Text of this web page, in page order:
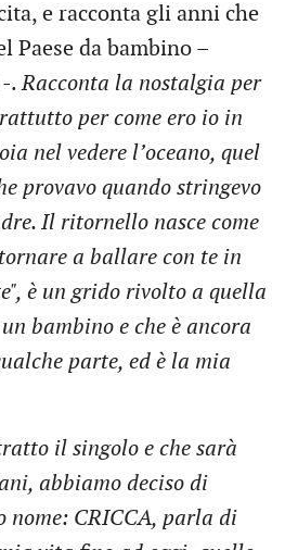
e racconta gli anni che
Paese da bambino –
-.Racconta la nostalgia per
per come ero io in
nel vedere l’oceano, quel
provavo quando stringevo
Il ritornello nasce come
a ballare con te in
è un grido rivolto a quella
bambino e che è ancora
parte, ed è la mia
il singolo e che sarà
abbiamo deciso di
nome: CRICCA, parla di